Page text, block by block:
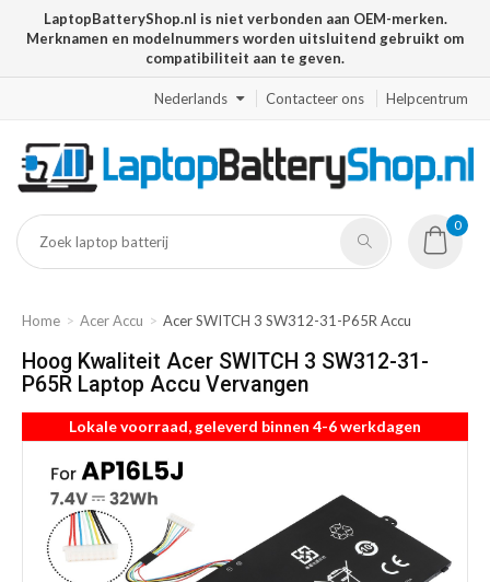
LaptopBatteryShop.nl is niet verbonden aan OEM-merken.
Merknamen en modelnummers worden uitsluitend gebruikt om
compatibiliteit aan te geven.
Nederlands Contacteer ons Helpcentrum
0
Home Acer Accu Acer SWITCH 3 SW312-31-P65R Accu
Hoog Kwaliteit Acer SWITCH 3 SW312-31-
P65R Laptop Accu Vervangen
Lokale voorraad, geleverd binnen 4-6 werkdagen